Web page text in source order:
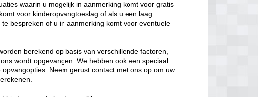
waarin u mogelijk in aanmerking komt voor gratis
voor kinderopvangtoeslag of als u een laag
bespreken of u in aanmerking komt voor eventuele
berekend op basis van verschillende factoren,
wordt opgevangen. We hebben ook een speciaal
Neem gerust contact met ons op om uw